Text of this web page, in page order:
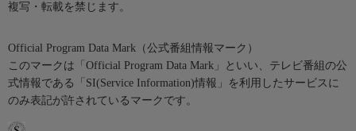
複写・転載を禁じます。
Official Program Data Mark（公式番組情報マーク）
このマークは「Official Program Data Mark」といい、テレビ番組の公
式情報である「SI(Service Information)情報」を利用したサービスに
のみ表記が許されているマークです。